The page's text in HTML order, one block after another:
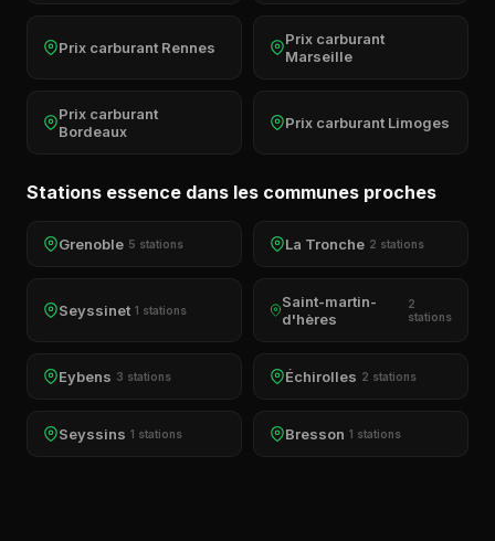
Prix carburant Rennes
Prix carburant
Marseille
Prix carburant
Bordeaux
Prix carburant Limoges
Stations essence dans les communes proches
Grenoble 5 stations La Tronche 2 stations
Seyssinet 1 stations
Saint-martin-
d'hères
2
stations
Eybens 3 stations Échirolles 2 stations
Seyssins 1 stations Bresson 1 stations